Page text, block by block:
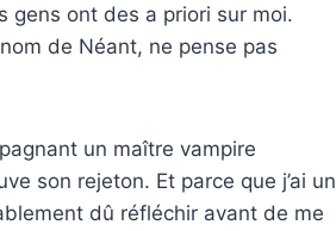
gens ont des a priori sur moi.
de Néant, ne pense pas
un maître vampire
son rejeton. Et parce que j’ai un
dû réfléchir avant de me